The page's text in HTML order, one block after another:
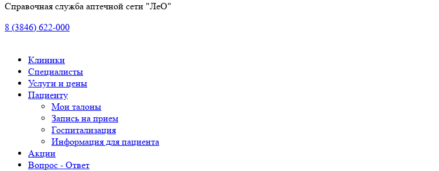
Справочная служба аптечной сети "ЛеО"
8 (3846) 622-000
Клиники
Специалисты
Услуги и цены
Пациенту
Мои талоны
Запись на прием
Госпитализация
Информация для пациента
Акции
Вопрос - Ответ